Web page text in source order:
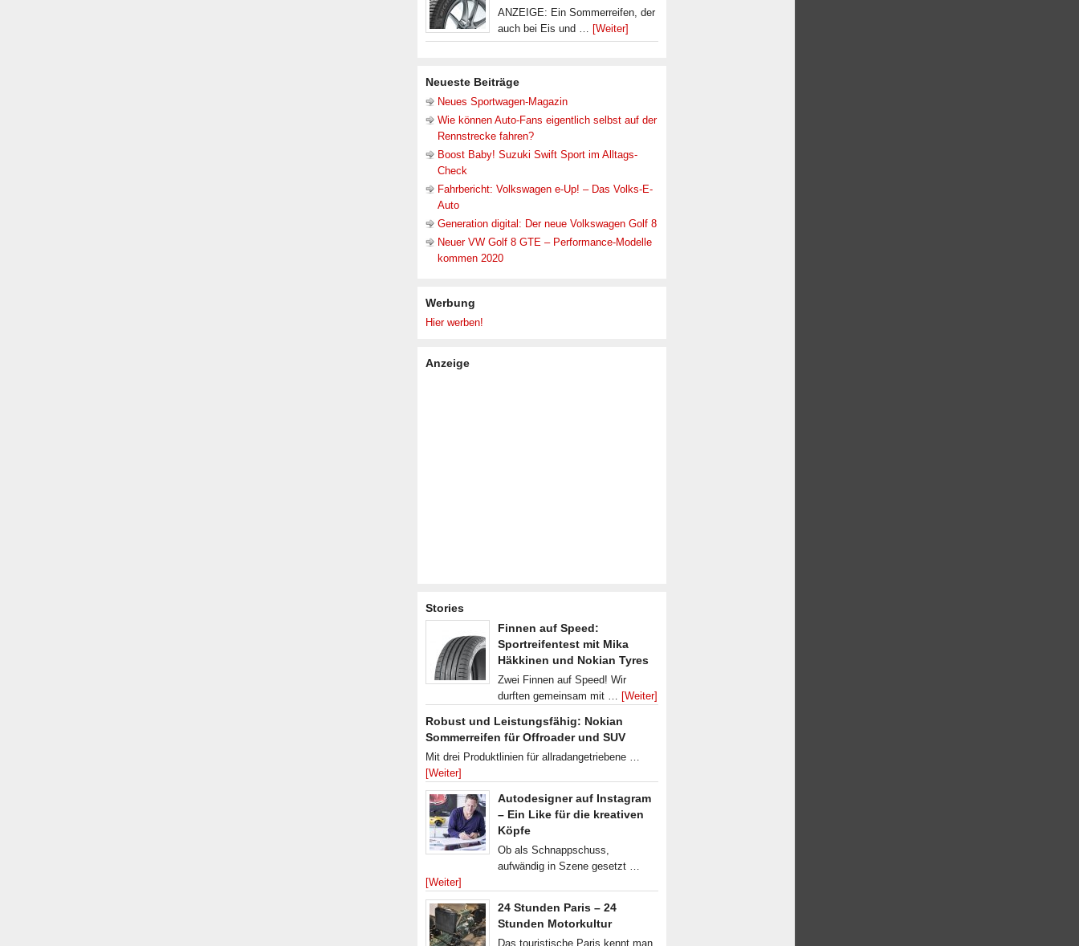
ANZEIGE: Ein Sommerreifen, der
auch bei Eis und … [Weiter]
Neueste Beiträge
Neues Sportwagen-Magazin
Wie können Auto-Fans eigentlich selbst auf der
Rennstrecke fahren?
Boost Baby! Suzuki Swift Sport im Alltags-
Check
Fahrbericht: Volkswagen e-Up! – Das Volks-E-
Auto
Generation digital: Der neue Volkswagen Golf 8
Neuer VW Golf 8 GTE – Performance-Modelle
kommen 2020
Werbung
Hier werben!
Anzeige
Stories
Finnen auf Speed:
Sportreifentest mit Mika
Häkkinen und Nokian Tyres
Zwei Finnen auf Speed! Wir
durften gemeinsam mit … [Weiter]
Robust und Leistungsfähig: Nokian
Sommerreifen für Offroader und SUV
Mit drei Produktlinien für allradangetriebene …
[Weiter]
Autodesigner auf Instagram
– Ein Like für die kreativen
Köpfe
Ob als Schnappschuss,
aufwändig in Szene gesetzt …
[Weiter]
24 Stunden Paris – 24
Stunden Motorkultur
Das touristische Paris kennt man